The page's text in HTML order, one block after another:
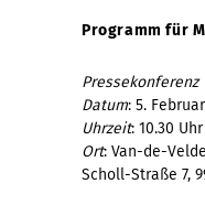
Programm für
Pressekonferenz
Datum: 5.
Uhrzeit: 10.30 Uhr
Ort: Van-de-
Scholl-Straße 7,